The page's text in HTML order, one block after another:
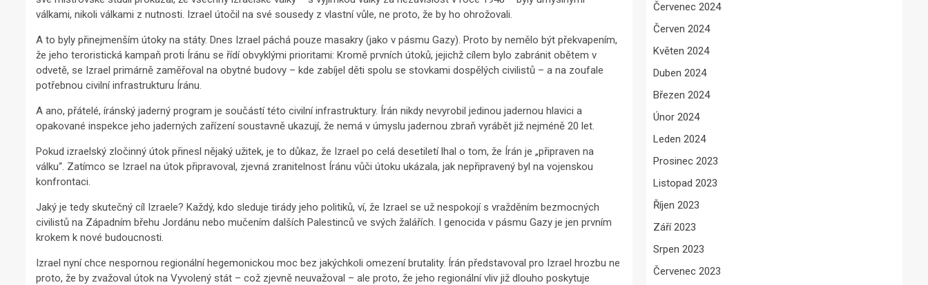
válkami, nikoli válkami z nutnosti. Izrael útočil na své sousedy z vlastní vůle, ne proto, že by ho ohrožovali.
A to byly přinejmenším útoky na státy. Dnes Izrael páchá pouze masakry (jako v pásmu Gazy). Proto by nemělo být překvapením,
že jeho teroristická kampaň proti Íránu se řídí obvyklými prioritami: Kromě prvních útoků, jejichž cílem bylo zabránit obětem v
odvetě, se Izrael primárně zaměřoval na obytné budovy – kde zabíjel děti spolu se stovkami dospělých civilistů – a na zoufale
potřebnou civilní infrastrukturu Íránu.
A ano, přátelé, íránský jaderný program je součástí této civilní infrastruktury. Írán nikdy nevyrobil jedinou jadernou hlavici a
opakované inspekce jeho jaderných zařízení soustavně ukazují, že nemá v úmyslu jadernou zbraň vyrábět již nejméně 20 let.
Pokud izraelský zločinný útok přinesl nějaký užitek, je to důkaz, že Izrael po celá desetiletí lhal o tom, že Írán je „připraven na
válku“. Zatímco se Izrael na útok připravoval, zjevná zranitelnost Íránu vůči útoku ukázala, jak nepřipravený byl na vojenskou
konfrontaci.
Jaký je tedy skutečný cíl Izraele? Každý, kdo sleduje tirády jeho politiků, ví, že Izrael se už nespokojí s vražděním bezmocných
civilistů na Západním břehu Jordánu nebo mučením dalších Palestinců ve svých žalářích. I genocida v pásmu Gazy je jen prvním
krokem k nové budoucnosti.
Izrael nyní chce nespornou regionální hegemonickou moc bez jakýchkoli omezení brutality. Írán představoval pro Izrael hrozbu ne
proto, že by zvažoval útok na Vyvolený stát – což zjevně neuvažoval – ale proto, že jeho regionální vliv již dlouho poskytuje
Červenec 2024
Červen 2024
Květen 2024
Duben 2024
Březen 2024
Únor 2024
Leden 2024
Prosinec 2023
Listopad 2023
Říjen 2023
Září 2023
Srpen 2023
Červenec 2023